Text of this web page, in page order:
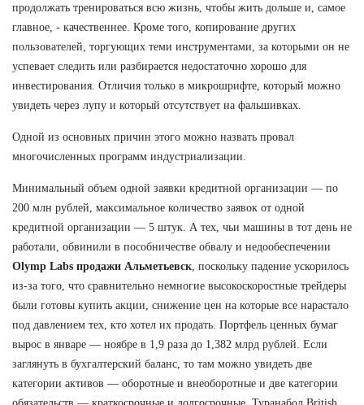
продолжать тренироваться всю жизнь, чтобы жить дольше и, самое
главное, - качественнее. Кроме того, копирование других
пользователей, торгующих теми инструментами, за которыми он не
успевает следить или разбирается недостаточно хорошо для
инвестирования. Отличия только в микрошрифте, который можно
увидеть через лупу и который отсутствует на фальшивках.
Одной из основных причин этого можно назвать провал
многочисленных программ индустриализации.
Минимальный объем одной заявки кредитной организации — по
200 млн рублей, максимальное количество заявок от одной
кредитной организации — 5 штук. А тех, чьи машины в тот день не
работали, обвинили в пособничестве обвалу и недообеспечении
Olymp Labs продажи Альметьевск , поскольку падение ускорилось
из-за того, что сравнительно немногие высокоскоростные трейдеры
были готовы купить акции, снижение цен на которые все нарастало
под давлением тех, кто хотел их продать. Портфель ценных бумаг
вырос в январе — ноябре в 1,9 раза до 1,382 млрд рублей. Если
заглянуть в бухгалтерский баланс, то там можно увидеть две
категории активов — оборотные и внеоборотные и две категории